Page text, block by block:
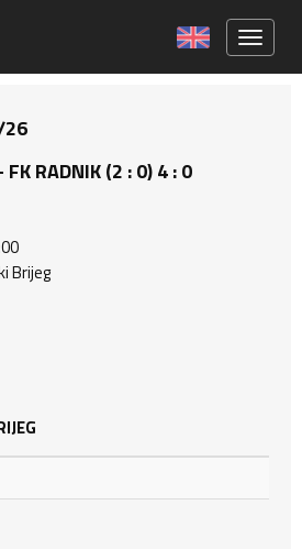
26
FK RADNIK (2 : 0) 4 : 0
Brijeg